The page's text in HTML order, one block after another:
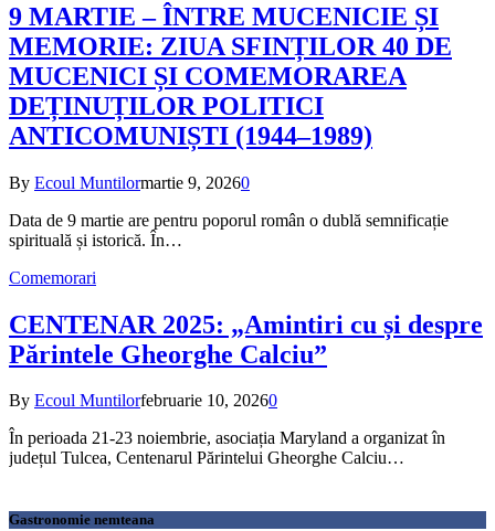
9 MARTIE – ÎNTRE MUCENICIE ȘI
MEMORIE: ZIUA SFINȚILOR 40 DE
MUCENICI ȘI COMEMORAREA
DEȚINUȚILOR POLITICI
ANTICOMUNIȘTI (1944–1989)
By Ecoul Muntilormartie 9, 20260
Data de 9 martie are pentru poporul român o dublă semnificație
spirituală și istorică. În…
Comemorari
CENTENAR 2025: „Amintiri cu și despre
Părintele Gheorghe Calciu”
By Ecoul Muntilorfebruarie 10, 20260
În perioada 21-23 noiembrie, asociația Maryland a organizat în
județul Tulcea, Centenarul Părintelui Gheorghe Calciu…
Gastronomie nemteana